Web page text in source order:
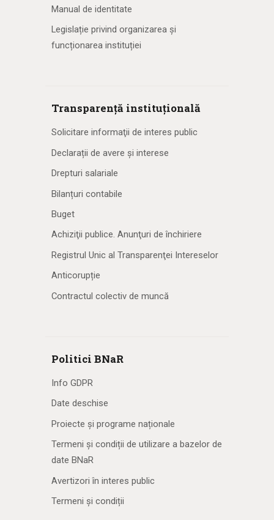
Manual de identitate
Legislație privind organizarea și
funcționarea instituției
Transparență instituțională
Solicitare informaţii de interes public
Declarații de avere și interese
Drepturi salariale
Bilanțuri contabile
Buget
Achiziţii publice. Anunţuri de închiriere
Registrul Unic al Transparenţei Intereselor
Anticorupție
Contractul colectiv de muncă
Politici BNaR
Info GDPR
Date deschise
Proiecte și programe naționale
Termeni și condiții de utilizare a bazelor de
date BNaR
Avertizori în interes public
Termeni și condiții